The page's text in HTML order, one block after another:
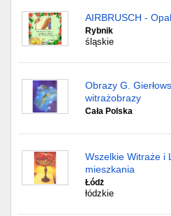
AIRBRUSCH -
Rybnik
śląskie
Obrazy G.
witrażobrazy
Cała Polska
Wszelkie Witraże i
mieszkania
Łódż
łódzkie